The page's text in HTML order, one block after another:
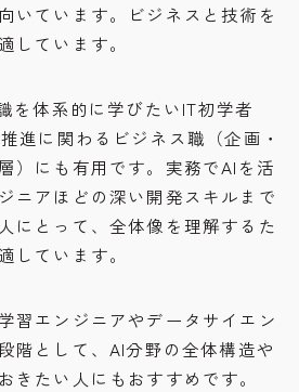
いています。ビジネスと技術を
しています。
を体系的に学びたいIT初学者
進に関わるビジネス職（企画・
）にも有用です。実務でAIを活
ニアほどの深い開発スキルまで
にとって、全体像を理解するた
しています。
習エンジニアやデータサイエン
階として、AI分野の全体構造や
きたい人にもおすすめです。